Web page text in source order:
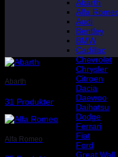
Abarth
Alfa
Audi
Bentley
BMW
Cadillac
Chevrolet
Chrysler
Citroen
Dacia
Daewoo
Daihatsu
Dodge
Ferrari
Fiat
Ford
Great Wall
Abarth
31 Produkter
Alfa Romeo